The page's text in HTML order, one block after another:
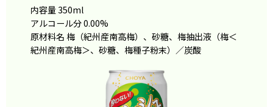
内容量 350ml
アルコール分 0.00%
原材料名 梅（紀州産南高梅）、砂糖、梅抽出液（梅＜
紀州産南高梅＞、砂糖、梅種子粉末）／炭酸